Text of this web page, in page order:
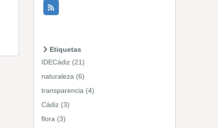
Etiquetas
IDECádiz (21)
naturaleza (6)
transparencia (4)
Cádiz (3)
flora (3)